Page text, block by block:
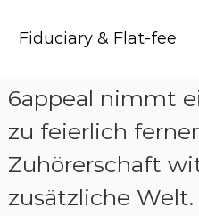
Fiduciary & Flat-fee
6appeal nimmt
zu feierlich
Zuhörerschaft
zusätzliche